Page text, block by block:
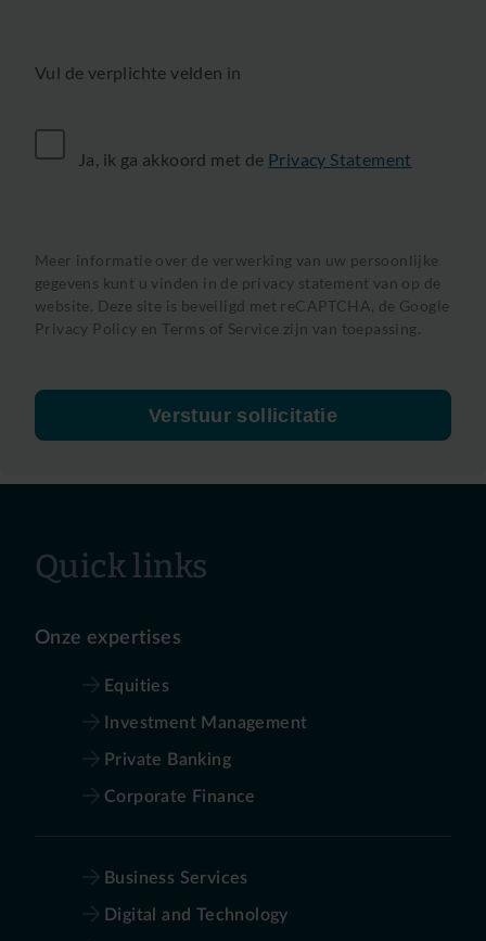
Vul de verplichte velden in
Ja, ik ga akkoord met de Privacy Statement
Meer informatie over de verwerking van uw persoonlijke
gegevens kunt u vinden in de privacy statement van op de
website. Deze site is beveiligd met reCAPTCHA, de Google
Privacy Policy en Terms of Service zijn van toepassing.
Verstuur sollicitatie
Quick links
Onze expertises
Equities
Investment Management
Private Banking
Corporate Finance
Business Services
Digital and Technology